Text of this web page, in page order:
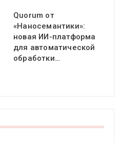
Quorum от
«Наносемантики»:
новая ИИ-платформа
для автоматической
обработки…